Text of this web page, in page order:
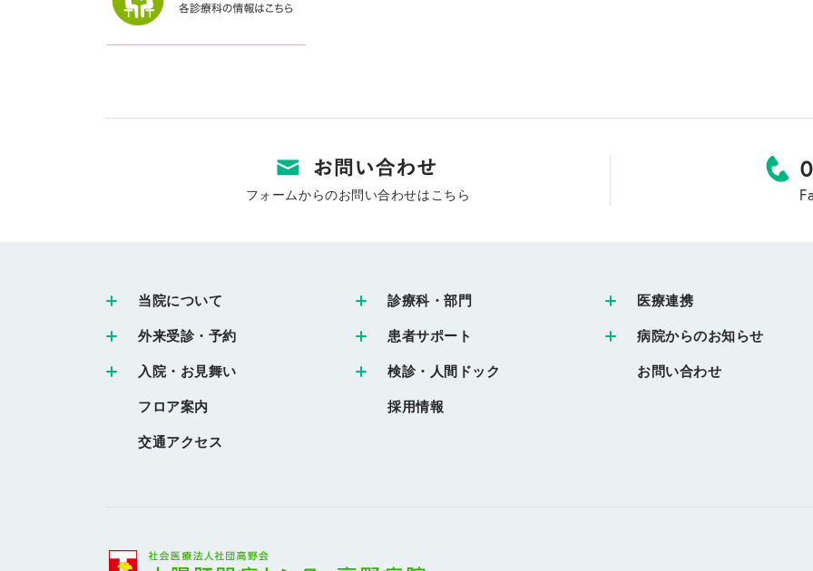
フォームからのお問い合わせはこちら
当院について
外来受診・予約
入院・お見舞い
フロア案内
交通アクセス
診療科・部門
患者サポート
検診・人間ドック
採用情報
医療連携
病院からのお知らせ
お問い合わせ